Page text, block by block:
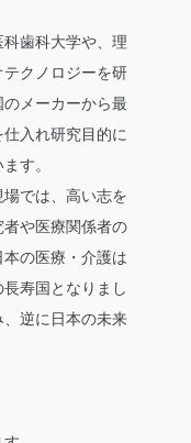
歯科大学や、理
クノロジーを研
メーカーから最
入れ研究目的に
す。
では、高い志を
や医療関係者の
の医療・介護は
寿国となりまし
逆に日本の未来